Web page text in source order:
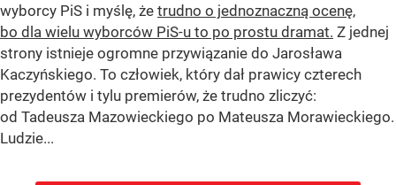
wyborcy PiS i myślę, że trudno o jednoznaczną ocenę,
bo dla wielu wyborców PiS-u to po prostu dramat. Z jednej
strony istnieje ogromne przywiązanie do Jarosława
Kaczyńskiego. To człowiek, który dał prawicy czterech
prezydentów i tylu premierów, że trudno zliczyć:
od Tadeusza Mazowieckiego po Mateusza Morawieckiego.
Ludzie...